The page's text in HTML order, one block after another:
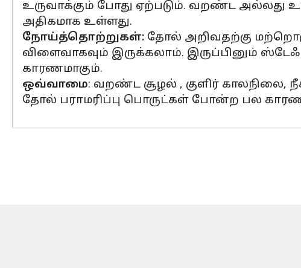
உருவாக்கும் போது ஏற்படும். வறண்ட
அதிகமாக உள்ளது.
நோய்த்தொற்றுகள்: தோல் அறிவதற்கு
விளைவாகவும் இருக்கலாம். இருப்பினும்
காரணமாகும்.
ஒவ்வாமை: வறண்ட சூழல் , குளிர் காலநிலை,
தோல் பராமரிப்பு பொருட்கள் போன்ற பல